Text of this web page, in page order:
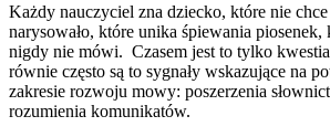
Każdy nauczyciel zna dziecko, które nie
narysowało, które unika śpiewania piosenek,
nigdy nie mówi. Czasem jest to tylko kwestia
równie często są to sygnały wskazujące na
zakresie rozwoju mowy: poszerzenia
rozumienia komunikatów.